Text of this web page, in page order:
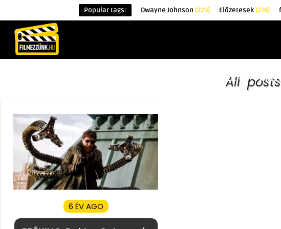
Popular tags: Dwayne Johnson (229) Előzetesek(278)
ÉRDEKESSÉGEK
All
6 ÉV AGO